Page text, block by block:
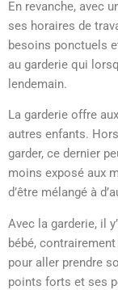
En revanche, avec
ses horaires de
besoins ponctuels
au garderie qui
lendemain.
La garderie offre
autres enfants.
garder, ce dernier
moins exposé aux
d’être mélangé à
Avec la garderie, il
bébé,
pour aller prendre
points forts et ses